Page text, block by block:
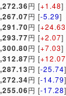
円 [+1.48]
円 [-5.29]
円 [+24.63
円 [+2.07]
円 [+7.03]
円 [+12.07
円 [-25.74]
円 [-14.79]
円 [-17.28]